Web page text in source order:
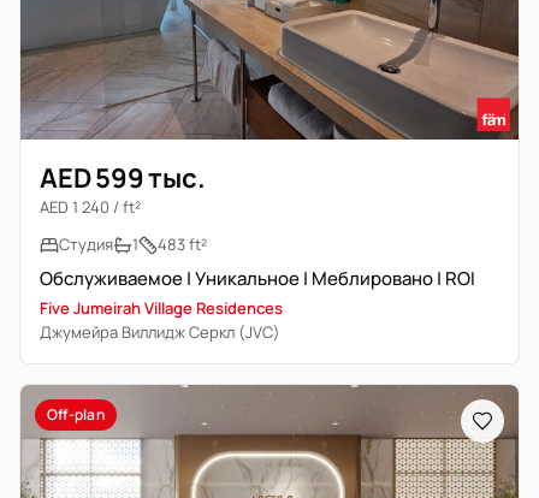
AED 599 тыс.
AED 1 240 / ft²
Студия
1 483 ft²
Обслуживаемое | Уникальное | Меблировано | ROI
Five Jumeirah Village Residences
Джумейра Виллидж Серкл (JVC)
Off-plan